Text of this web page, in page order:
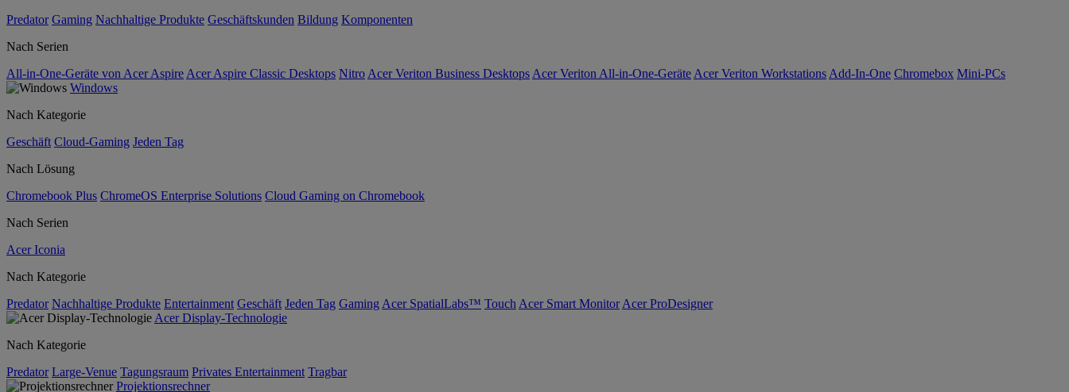
Predator Gaming Nachhaltige Produkte Geschäftskunden Bildung Komponenten
Nach Serien
All-in-One-Geräte von Acer Aspire Acer Aspire Classic Desktops Nitro Acer Veriton Business Desktops Acer Veriton All-in-One-Geräte Acer Veriton Workstations Add-In-One Chromebox Mini-PCs
Windows
Nach Kategorie
Geschäft Cloud-Gaming Jeden Tag
Nach Lösung
Chromebook Plus ChromeOS Enterprise Solutions Cloud Gaming on Chromebook
Nach Serien
Acer Iconia
Nach Kategorie
Predator Nachhaltige Produkte Entertainment Geschäft Jeden Tag Gaming Acer SpatialLabs™ Touch Acer Smart Monitor Acer ProDesigner
Acer Display-Technologie
Nach Kategorie
Predator Large-Venue Tagungsraum Privates Entertainment Tragbar
Projektionsrechner